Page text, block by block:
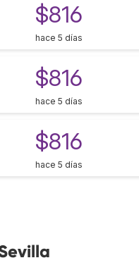
$816
hace 5 días
$816
hace 5 días
$816
hace 5 días